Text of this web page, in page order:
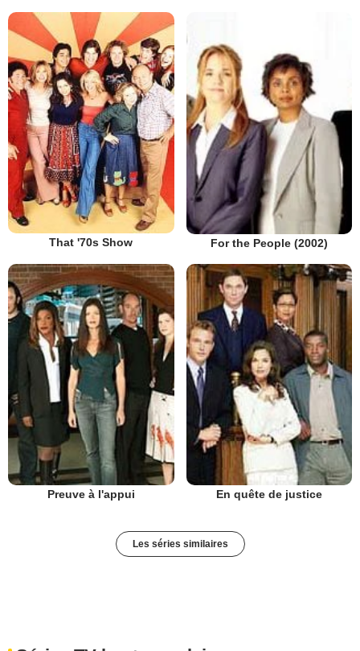
That '70s Show For the People (2002)
Preuve à l'appui En quête de justice
Les séries similaires